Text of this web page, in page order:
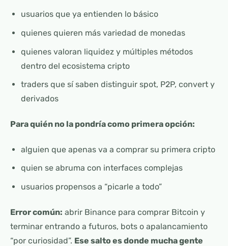
usuarios que ya entienden lo básico
quienes quieren más variedad de monedas
quienes valoran liquidez y múltiples métodos
dentro del ecosistema cripto
traders que sí saben distinguir spot, P2P, convert y
derivados
Para quién no la pondría como primera opción:
alguien que apenas va a comprar su primera cripto
quien se abruma con interfaces complejas
usuarios propensos a “picarle a todo”
Error común: abrir Binance para comprar Bitcoin y
terminar entrando a futuros, bots o apalancamiento
“por curiosidad”. Ese salto es donde mucha gente